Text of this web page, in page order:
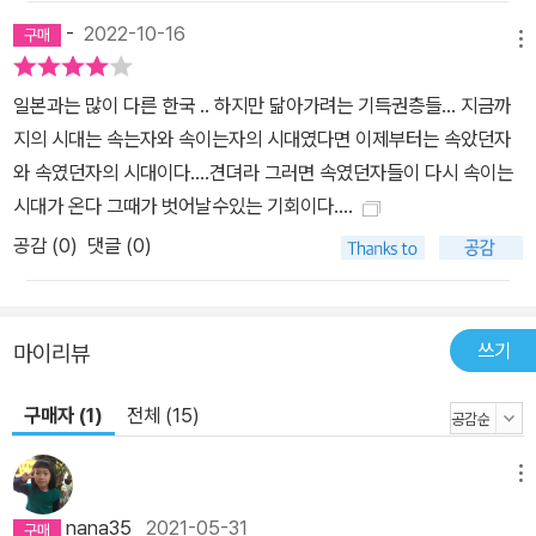
- 2022-10-16
일본과는 많이 다른 한국 .. 하지만 닮아가려는 기득권층들... 지금까
지의 시대는 속는자와 속이는자의 시대였다면 이제부터는 속았던자
와 속였던자의 시대이다....견뎌라 그러면 속였던자들이 다시 속이는
시대가 온다 그때가 벗어날수있는 기회이다....
공감 (0) 댓글 (0)
마이리뷰 쓰기
구매자 (1) 전체 (15)
nana35 2021-05-31